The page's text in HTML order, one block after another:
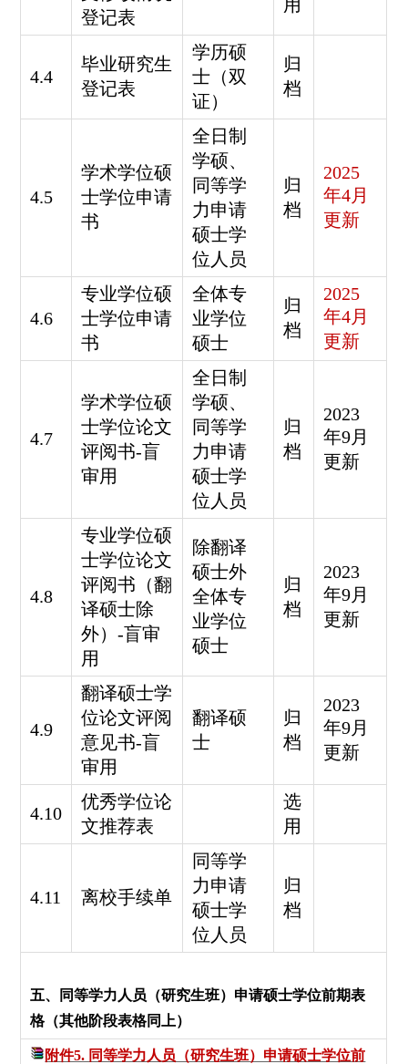
登记表
用
4.4
毕业研究生
登记表
学历硕
士（双
证）
归
档
4.5
学术学位硕
士学位申请
书
全日制
学硕、
同等学
力申请
硕士学
位人员
归
档
2025
年4月
更新
4.6
专业学位硕
士学位申请
书
全体专
业学位
硕士
归
档
2025
年4月
更新
4.7
学术学位硕
士学位论文
评阅书-盲
审用
全日制
学硕、
同等学
力申请
硕士学
位人员
归
档
2023
年9月
更新
4.8
专业学位硕
士学位论文
评阅书（翻
译硕士除
外）-盲审
用
除翻译
硕士外
全体专
业学位
硕士
归
档
2023
年9月
更新
4.9
翻译硕士学
位论文评阅
意见书-盲
审用
翻译硕
士
归
档
2023
年9月
更新
4.10
优秀学位论
文推荐表
选
用
4.11 离校手续单
同等学
力申请
硕士学
位人员
归
档
五、
同等学力人员（研究生班）申请硕士学位前期表
格（其他阶段表格同上）
附件5. 同等学力人员（研究生班）申请硕士学位前